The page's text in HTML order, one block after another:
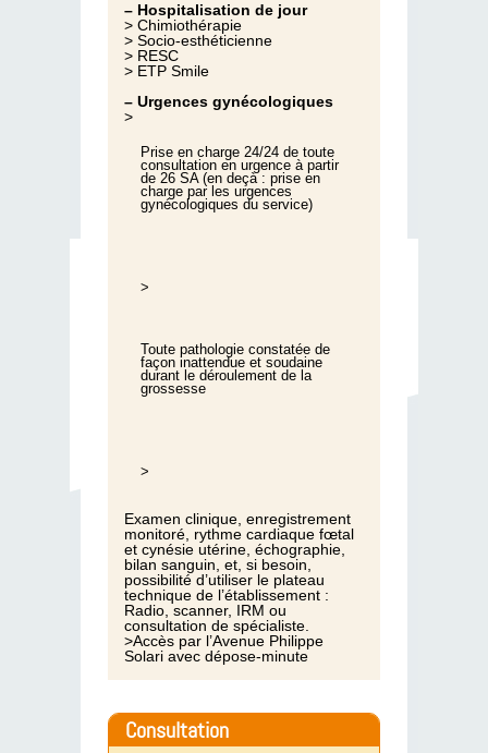
– Hospitalisation de jour
> Chimiothérapie
> Socio-esthéticienne
> RESC
> ETP Smile
– Urgences gynécologiques
>
Prise en charge 24/24 de toute
consultation en urgence à partir
de 26 SA (en deçà : prise en
charge par les urgences
gynécologiques du service)
>
Toute pathologie constatée de
façon inattendue et soudaine
durant le déroulement de la
grossesse
>
Examen clinique, enregistrement
monitoré, rythme cardiaque fœtal
et cynésie utérine, échographie,
bilan sanguin, et, si besoin,
possibilité d’utiliser le plateau
technique de l’établissement :
Radio, scanner, IRM ou
consultation de spécialiste.
>Accès par l’Avenue Philippe
Solari avec dépose-minute
Consultation